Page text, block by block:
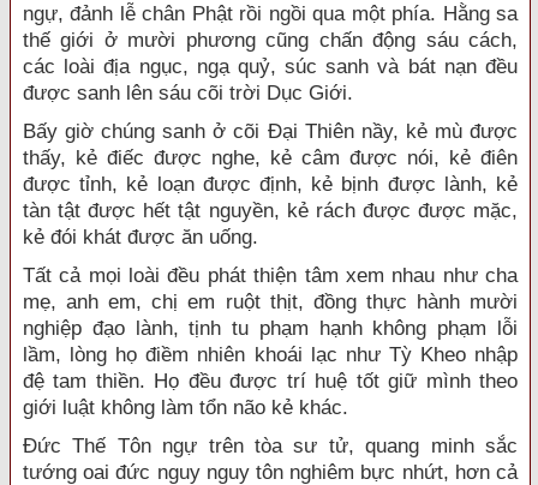
ngự, đảnh lễ chân Phật rồi ngồi qua một phía. Hằng sa
thế giới ở mười phương cũng chấn động sáu cách,
các loài địa ngục, ngạ quỷ, súc sanh và bát nạn đều
được sanh lên sáu cõi trời Dục Giới.
Bấy giờ chúng sanh ở cõi Đại Thiên nầy, kẻ mù được
thấy, kẻ điếc được nghe, kẻ câm được nói, kẻ điên
được tỉnh, kẻ loạn được định, kẻ bịnh được lành, kẻ
tàn tật được hết tật nguyền, kẻ rách được được mặc,
kẻ đói khát được ăn uống.
Tất cả mọi loài đều phát thiện tâm xem nhau như cha
mẹ, anh em, chị em ruột thịt, đồng thực hành mười
nghiệp đạo lành, tịnh tu phạm hạnh không phạm lỗi
lầm, lòng họ điềm nhiên khoái lạc như Tỳ Kheo nhập
đệ tam thiền. Họ đều được trí huệ tốt giữ mình theo
giới luật không làm tổn não kẻ khác.
Đức Thế Tôn ngự trên tòa sư tử, quang minh sắc
tướng oai đức nguy nguy tôn nghiêm bực nhứt, hơn cả